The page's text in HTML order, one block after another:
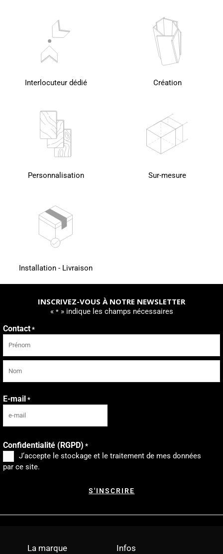
Interlocuteur dédié Création
Personnalisation Sur-mesure
Installation - Livraison
INSCRIVEZ-VOUS À NOTRE NEWSLETTER
« *» indique les champs nécessaires
Contact *
Prénom
Nom
E-mail *
Confidentialité (RGPD) *
J‘accepte le stockage et le traitement de mes données
par ce site.
La marque Infos